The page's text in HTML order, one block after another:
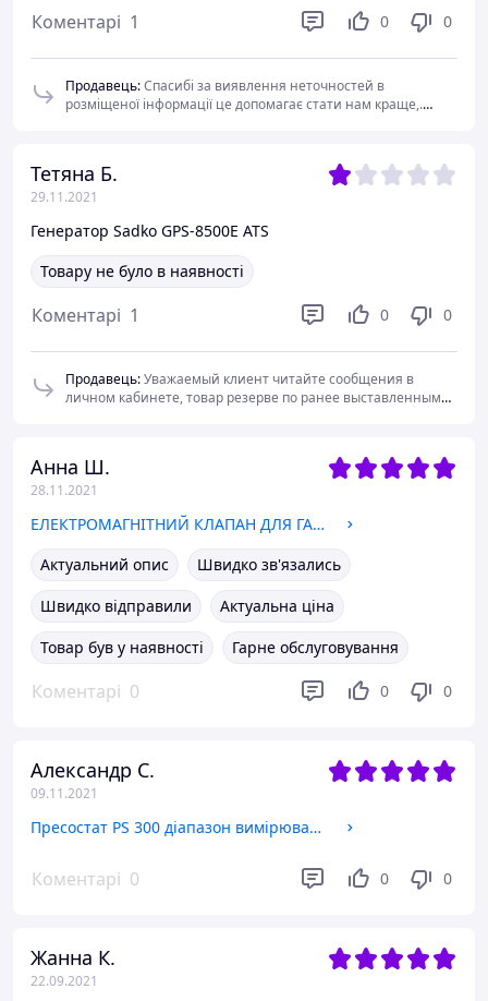
Коментарі 1 0 0
Продавець:Спасибі за виявлення неточностей в
розміщеної інформації це допомагає стати нам краще,.
ціни на товар і термінах 1-2 дня його доставки, а такжи
повідомивши що ціна на товар на сайті буде змінена
оформляти замовлення за ціною яка не актуальна. і
додаткової можливої знижки для вирішенні ситуації по суті
негативного відгуку якщо товар не буде проданий за не
Тетяна Б.
29.11.2021
Генератор Sadko GPS-8500E ATS
Товару не було в наявності
Коментарі 1 0 0
Продавець:Уважаемый клиент читайте сообщения в
личном кабинете, товар резерве по ранее выставленным
Анна Ш.
28.11.2021
ЕЛЕКТРОМАГНІТНИЙ КЛАПАН ДЛЯ ГАЗОВОГО КЛАПАНА ГАЗОВИЙ HONEYWELL NEV V547
Актуальний опис
Швидко зв'язались
Швидко відправили
Актуальна ціна
Товар був у наявності
Гарне обслуговування
Коментарі 0 0 0
Александр С.
09.11.2021
Пресостат PS 300 діапазон вимірювання 30-300 Па, AC 250 В, гістерезис 20 Па, IP54 + монтажний комплект
Коментарі 0 0 0
Жанна К.
22.09.2021